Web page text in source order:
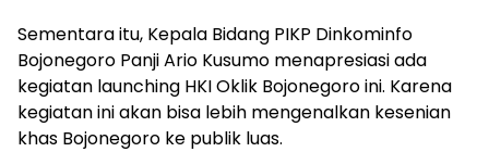
Sementara itu, Kepala Bidang PIKP Dinkominfo
Bojonegoro Panji Ario Kusumo menapresiasi ada
kegiatan launching HKI Oklik Bojonegoro ini. Karena
kegiatan ini akan bisa lebih mengenalkan kesenian
khas Bojonegoro ke publik luas.